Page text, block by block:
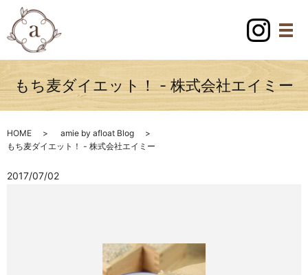
もち麦ダイエット！ - 株式会社エイミー
HOME
amie by afloat Blog
もち麦ダイエット！ - 株式会社エイミー
2017/07/02